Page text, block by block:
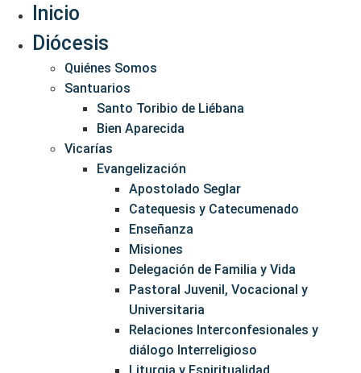
Inicio
Diócesis
Quiénes Somos
Santuarios
Santo Toribio de Liébana
Bien Aparecida
Vicarías
Evangelización
Apostolado Seglar
Catequesis y Catecumenado
Enseñanza
Misiones
Delegación de Familia y Vida
Pastoral Juvenil, Vocacional y
Universitaria
Relaciones Interconfesionales y
diálogo Interreligioso
Liturgia y Espiritualidad